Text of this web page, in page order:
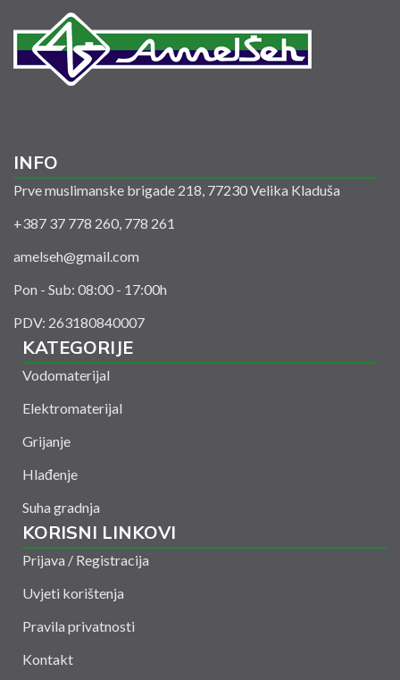
INFO
Prve muslimanske brigade 218, 77230 Velika Kladuša
+387 37 778 260, 778 261
amelseh@gmail.com
Pon - Sub: 08:00 - 17:00h
PDV: 263180840007
KATEGORIJE
Vodomaterijal
Elektromaterijal
Grijanje
Hlađenje
Suha gradnja
KORISNI LINKOVI
Prijava / Registracija
Uvjeti korištenja
Pravila privatnosti
Kontakt